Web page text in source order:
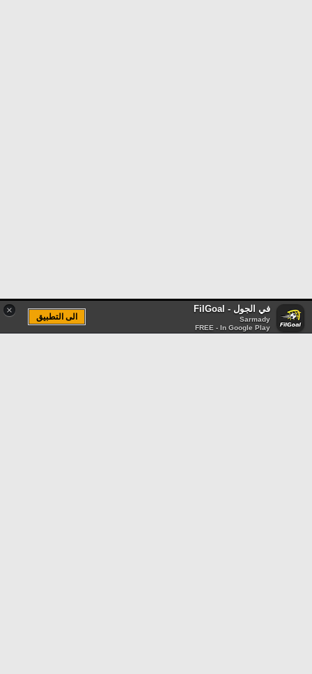
× في الجول - FilGoal
Sarmady
FREE - In Google Play
الى التطبيق